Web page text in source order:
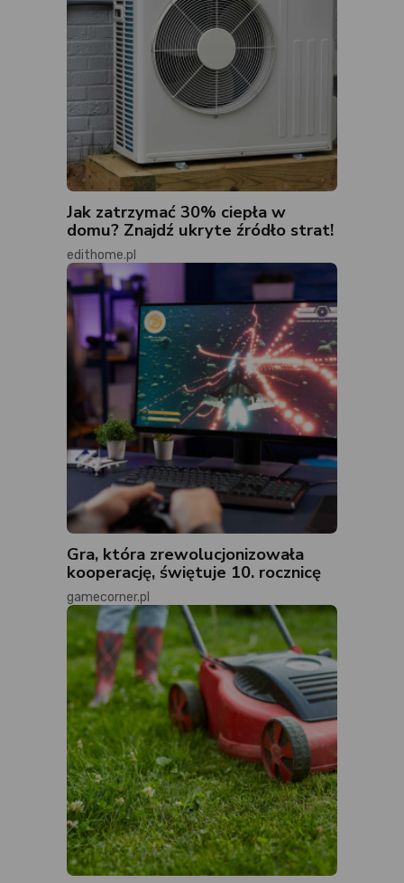
Jak zatrzymać 30% ciepła w
domu? Znajdź ukryte źródło strat!
edithome.pl
Gra, która zrewolucjonizowała
kooperację, świętuje 10. rocznicę
gamecorner.pl